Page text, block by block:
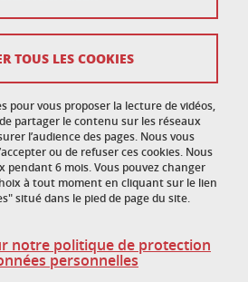
pour vous proposer la lecture de vidéos,
partager le contenu sur les réseaux
l’audience des pages. Nous vous
ou de refuser ces cookies. Nous
pendant 6 mois. Vous pouvez changer
à tout moment en cliquant sur le lien
situé dans le pied de page du site.
notre politique de protection
personnelles
TOUS LES COOKIES